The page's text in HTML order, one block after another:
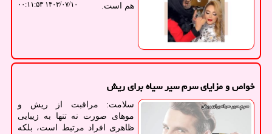
هم است.
۱۴۰۳/۰۷/۱۰ ۰۰:۱۱:۵۳
خواص و مزایای سرم سیر سیاه برای ریش
سلامت: مراقبت از ریش و
موهای صورت نه تنها به زیبایی
ظاهری افراد مرتبط است، بلکه